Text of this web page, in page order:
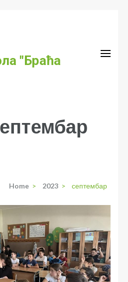
"Браћа
Home > 2023 > септембар